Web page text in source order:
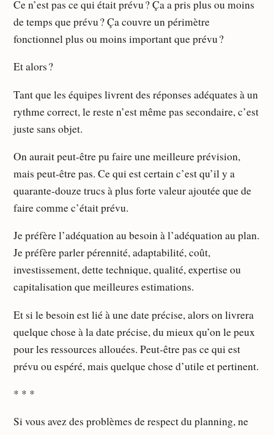
Ce n’est pas ce qui était prévu ? Ça a pris plus ou moins
de temps que prévu ? Ça couvre un périmètre
fonctionnel plus ou moins important que prévu ?
Et alors ?
Tant que les équipes livrent des réponses adéquates à un
rythme correct, le reste n’est même pas secondaire, c’est
juste sans objet.
On aurait peut-être pu faire une meilleure prévision,
mais peut-être pas. Ce qui est certain c’est qu’il y a
quarante-douze trucs à plus forte valeur ajoutée que de
faire comme c’était prévu.
Je préfère l’adéquation au besoin à l’adéquation au plan.
Je préfère parler pérennité, adaptabilité, coût,
investissement, dette technique, qualité, expertise ou
capitalisation que meilleures estimations.
Et si le besoin est lié à une date précise, alors on livrera
quelque chose à la date précise, du mieux qu’on le peux
pour les ressources allouées. Peut-être pas ce qui est
prévu ou espéré, mais quelque chose d’utile et pertinent.
* * *
Si vous avez des problèmes de respect du planning, ne